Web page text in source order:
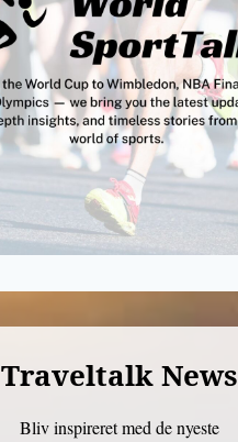
Traveltalk News
Bliv inspireret med de nyeste